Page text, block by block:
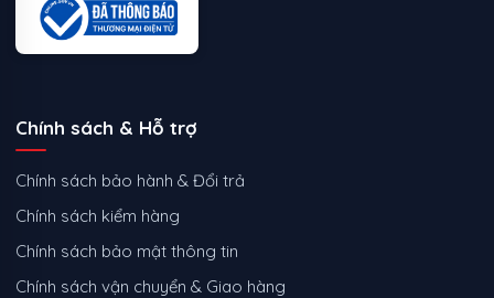
Chính sách & Hỗ trợ
Chính sách bảo hành & Đổi trả
Chính sách kiểm hàng
Chính sách bảo mật thông tin
Chính sách vận chuyển & Giao hàng